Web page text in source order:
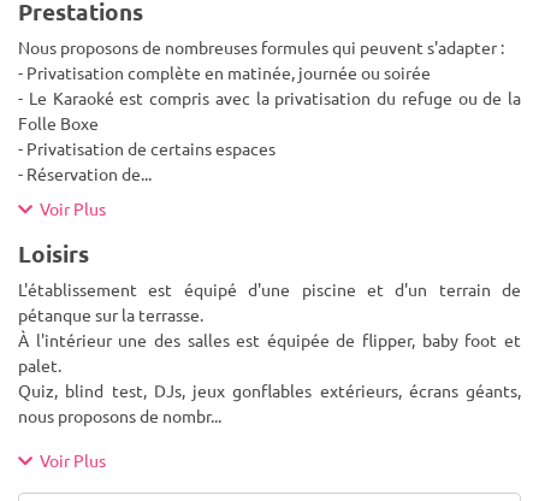
Prestations
Nous proposons de nombreuses formules qui peuvent s'adapter :
- Privatisation complète en matinée, journée ou soirée
- Le Karaoké est compris avec la privatisation du refuge ou de la
Folle Boxe
- Privatisation de certains espaces
- Réservation de...
Voir Plus
Loisirs
L'établissement est équipé d'une piscine et d'un terrain de
pétanque sur la terrasse.
À l'intérieur une des salles est équipée de flipper, baby foot et
palet.
Quiz, blind test, DJs, jeux gonflables extérieurs, écrans géants,
nous proposons de nombr...
Voir Plus